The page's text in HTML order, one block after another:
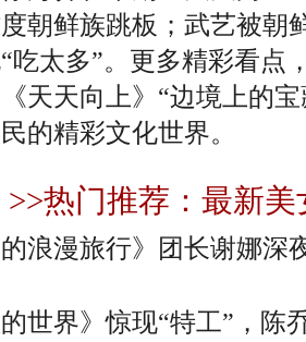
朝鲜族跳板；武艺被朝
吃太多”。更多精彩看点
天天向上》“边境上的
的精彩文化世界。
>>热门推荐：最新美
的浪漫旅行》团长谢娜深
的世界》惊现“特工”，陈